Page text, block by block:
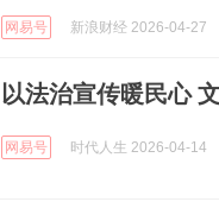
网易号 新浪财经 2026-04-27
以法治宣传暖民心
网易号 时代人生 2026-04-14